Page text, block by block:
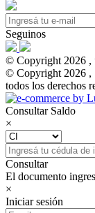
Seguinos
© Copyright 2026 ,
© Copyright 2026 ,
todos los derechos
Consultar Saldo
×
Consultar
El documento
×
Iniciar sesión